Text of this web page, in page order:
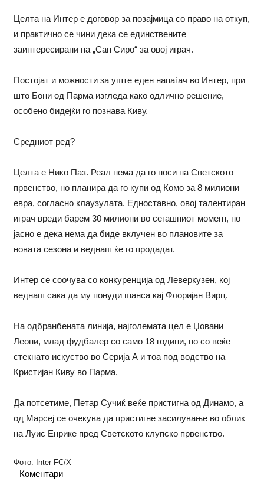
Целта на Интер е договор за позајмица со право на откуп,
и практично се чини дека се единствените
заинтересирани на „Сан Сиро“ за овој играч.
Постојат и можности за уште еден напаѓач во Интер, при
што Бони од Парма изгледа како одлично решение,
особено бидејќи го познава Киву.
Средниот ред?
Целта е Нико Паз. Реал нема да го носи на Светското
првенство, но планира да го купи од Комо за 8 милиони
евра, согласно клаузулата. Едноставно, овој талентиран
играч вреди барем 30 милиони во сегашниот момент, но
јасно е дека нема да биде вклучен во плановите за
новата сезона и веднаш ќе го продадат.
Интер се соочува со конкуренција од Леверкузен, кој
веднаш сака да му понуди шанса кај Флоријан Вирц.
На одбранбената линија, најголемата цел е Џовани
Леони, млад фудбалер со само 18 години, но со веќе
стекнато искуство во Серија А и тоа под водство на
Кристијан Киву во Парма.
Да потсетиме, Петар Сучиќ веќе пристигна од Динамо, а
од Марсеј се очекува да пристигне засилување во облик
на Луис Енрике пред Светското клупско првенство.
Фото: Inter FC/X
Коментари